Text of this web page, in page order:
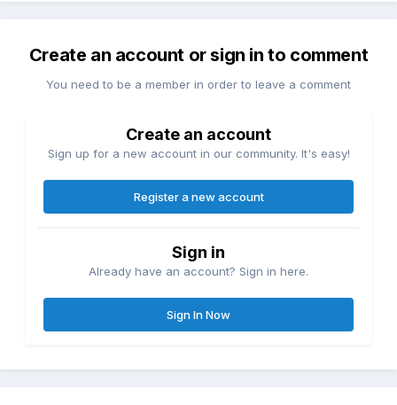
Create an account or sign in to comment
You need to be a member in order to leave a comment
Create an account
Sign up for a new account in our community. It's easy!
Register a new account
Sign in
Already have an account? Sign in here.
Sign In Now